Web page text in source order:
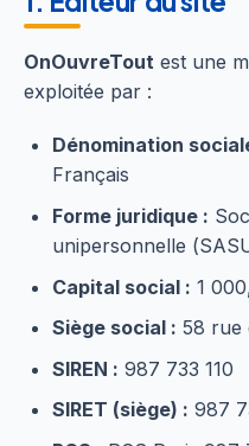
OnOuvreTout est une
exploitée par :
Dénomination
Français
Forme juridique :
unipersonnelle
Capital social : 1
Siège social : 58 rue
SIREN : 987 733 110
SIRET (siège) : 987